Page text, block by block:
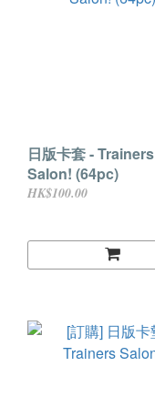
日版卡套 - Trainers
Salon! (64pc)
HK$100.00